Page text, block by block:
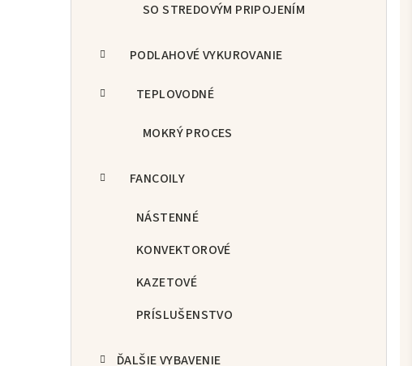
SO STREDOVÝM PRIPOJENÍM
PODLAHOVÉ VYKUROVANIE
TEPLOVODNÉ
MOKRÝ PROCES
FANCOILY
NÁSTENNÉ
KONVEKTOROVÉ
KAZETOVÉ
PRÍSLUŠENSTVO
ĎALŠIE VYBAVENIE